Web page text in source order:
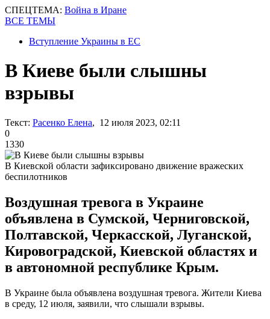
СПЕЦТЕМА: Война в Иране
ВСЕ ТЕМЫ
Вступление Украины в ЕС
В Киеве были слышны
взрывы
Текст: Расенко Елена, 12 июля 2023, 02:11
0
1330
В Киевской области зафиксировано движение вражеских
беспилотников
Воздушная тревога в Украине
объявлена в Сумской, Черниговской,
Полтавской, Черкасской, Луганской,
Кировоградской, Киевской областях и
в автономной республике Крым.
В Украине была объявлена воздушная тревога. Жители Киева
в среду, 12 июля, заявили, что слышали взрывы.